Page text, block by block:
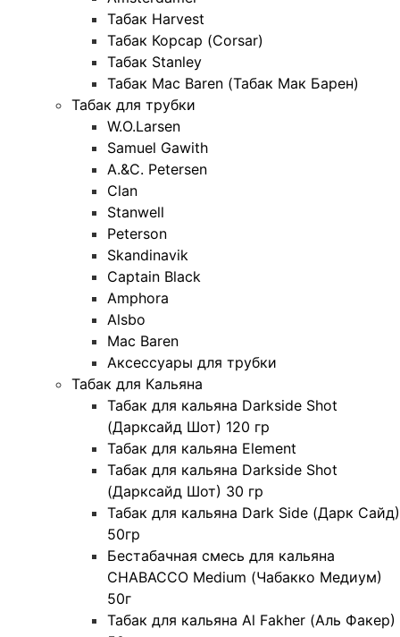
Табак Harvest
Табак Корсар (Corsar)
Табак Stanley
Табак Mac Baren (Табак Мак Барен)
Табак для трубки
W.O.Larsen
Samuel Gawith
A.&C. Petersen
Clan
Stanwell
Peterson
Skandinavik
Captain Black
Amphora
Alsbo
Mac Baren
Аксессуары для трубки
Табак для Кальяна
Табак для кальяна Darkside Shot
(Дарксайд Шот) 120 гр
Табак для кальяна Element
Табак для кальяна Darkside Shot
(Дарксайд Шот) 30 гр
Табак для кальяна Dark Side (Дарк Сайд)
50гр
Бестабачная смесь для кальяна
CHABACCO Medium (Чабакко Медиум)
50г
Табак для кальяна Al Fakher (Аль Факер)